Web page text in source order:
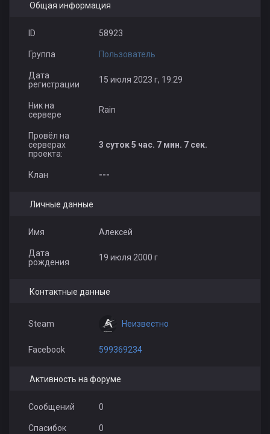
Общая информация
ID 58923
Группа Пользователь
Дата
регистрации
15 июля 2023 г, 19:29
Ник на
сервере
Rain
Провёл на
серверах
проекта:
3 суток 5 час. 7 мин. 7 сек.
Клан ---
Личные данные
Имя Алексей
Дата
рождения
19 июля 2000 г
Контактные данные
Steam Неизвестно
Facebook 599369234
Активность на форуме
Сообщений 0
Спасибок 0